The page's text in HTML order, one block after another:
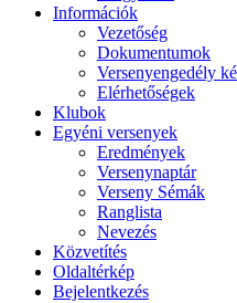
Információk
Vezetőség
Dokumentumok
Versenyengedély
Elérhetőségek
Klubok
Egyéni versenyek
Eredmények
Versenynaptár
Verseny Sémák
Ranglista
Nevezés
Közvetítés
Oldaltérkép
Bejelentkezés